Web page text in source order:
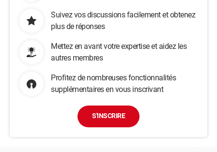
Suivez vos discussions facilement et obtenez
plus de réponses
Mettez en avant votre expertise et aidez les
autres membres
Profitez de nombreuses fonctionnalités
supplémentaires en vous inscrivant
S'INSCRIRE